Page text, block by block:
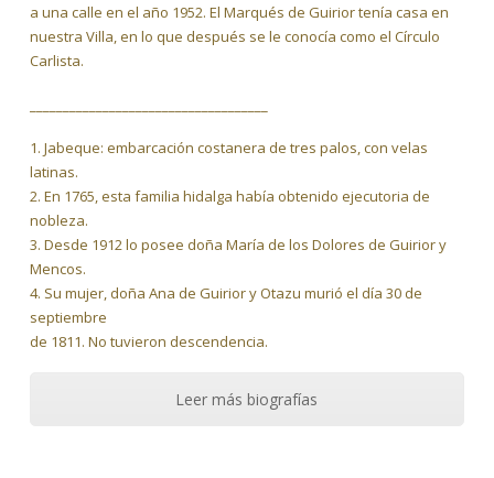
a una calle en el año 1952. El Marqués de Guirior tenía casa en
nuestra Villa, en lo que después se le conocía como el Círculo
Carlista.
1. Jabeque: embarcación costanera de tres palos, con velas
latinas.
2. En 1765, esta familia hidalga había obtenido ejecutoria de
nobleza.
3. Desde 1912 lo posee doña María de los Dolores de Guirior y
Mencos.
4. Su mujer, doña Ana de Guirior y Otazu murió el día 30 de
septiembre
de 1811. No tuvieron descendencia.
Leer más biografías